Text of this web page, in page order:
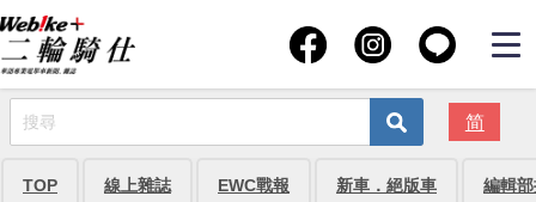
简
TOP 線上雜誌 EWC戰報 新車．絕版車 編輯